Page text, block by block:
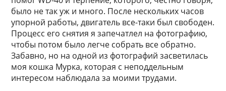
было не так уж и много. После нескольких часов
упорной работы, двигатель все-таки был свободен.
Процесс его снятия я запечатлел на фотографию,
чтобы потом было легче собрать все обратно.
Забавно, но на одной из фотографий засветилась
моя кошка Мурка, которая с неподдельным
интересом наблюдала за моими трудами.